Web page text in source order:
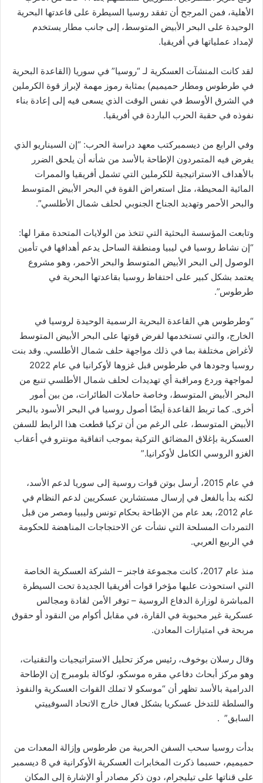
الأهلية، فمن المرجح أن تفقد روسيا السيطرة على قاعدتها البحرية
الوحيدة على البحر الأبيض المتوسط، إلى جانب مطار يستخدم
لإمداد عملياتها في أفريقيا.
لقد كانت المنشآت العسكرية لـ “روسيا” في سوريا (القاعدة البحرية
في طرطوس ومطار حميميم) بمثابة رموز مهمة لإبراز قوة الكرملين
في الشرق الأوسط في نفس الوقت الذي يسعى فيه إلى إعادة بناء
نفوذه في حقبة الحرب الباردة في أفريقيا.
وفي الرابع من ديسمبركتب معهد دراسة الحرب: “إن السيناريو الذي
يفرض فيه المتمردون الإطاحة بالأسد من شأنه أن يلحق الضرر
بالأهداف الاستراتيجية للكرملين التي تشمل أفريقيا والممرات
المائية المحيطة، مثل استعراض القوة في البحر الأبيض المتوسط ​​
والبحر الأحمر وتهديد الجناح الجنوبي لحلف شمال الأطلسي”.
وتابعت المؤسسة البحثية التي تتخذ من الولايات المتحدة مقرا لها:
“إن نشاط روسيا في ليبيا ومنطقة الساحل يدعم أهدافها في تأمين
الوصول إلى البحر الأبيض المتوسط ​​والبحر الأحمر، وهو مشروع
يعتمد بشكل كبير على احتفاظ روسيا بقاعدتها البحرية في
طرطوس”.
“وطرطوس هي القاعدة البحرية الرسمية الوحيدة لروسيا في
الخارج، والتي تستخدمها لفرض قوتها على البحر الأبيض المتوسط ​​
لأغراض مختلفة بما في ذلك مواجهة حلف شمال الأطلسي. وقد بنت
روسيا وجودها في طرطوس قبل غزوها لأوكرانيا في عام 2022
لمواجهة وردع ومراقبة أي تهديدات لحلف شمال الأطلسي تنبع من
البحر الأبيض المتوسط، وخاصة حاملات الطائرات، من بين أمور
أخرى. كما تربط القاعدة أيضًا أصول روسيا في البحر الأسود بالبحر
الأبيض المتوسط، على الرغم من أن تركيا قطعت هذا الرابط للسفن
العسكرية بإغلاق المضائق التركية بموجب اتفاقية مونترو في أعقاب
الغزو الروسي الكامل لأوكرانيا.”
في عام 2015، أرسل بوتن قوات روسية إلى سوريا لدعم الأسد،
لكنه بدأ بالفعل في إرسال مستشارين عسكريين لدعم النظام في
عام 2012، بعد عام من الإطاحة بحكام تونس وليبيا ومصر من قبل
التمردات المسلحة التي نشأت عن الاحتجاجات المناهضة للحكومة
في الربيع العربي.
منذ عام 2017، كانت مجموعة فاجنر – الشركة العسكرية الخاصة
التي استحوذت عليها مؤخرا قوات أفريقيا الجديدة تحت السيطرة
المباشرة لوزارة الدفاع الروسية – توفر الأمن لقادة ومجالس
عسكرية غير محبوبة في القارة، في مقابل أكوام من النقود أو حقوق
مربحة في امتيازات المعادن.
وقال رسلان بوخوف، رئيس مركز تحليل الاستراتيجيات والتقنيات،
وهو مركز أبحاث دفاعي مقره موسكو، لوكالة بلومبرج إن الإطاحة
الدرامية بالأسد تظهر أن “موسكو لا تملك القوات العسكرية والنفوذ
والسلطة للتدخل عسكريا بشكل فعال خارج الاتحاد السوفييتي
السابق” .
بدأت روسيا سحب السفن الحربية من طرطوس وإزالة المعدات من
حميميم، حسبما ذكرت المخابرات العسكرية الأوكرانية في 8 ديسمبر
على قناتها على تيليجرام، دون ذكر مصادر أو الإشارة إلى المكان